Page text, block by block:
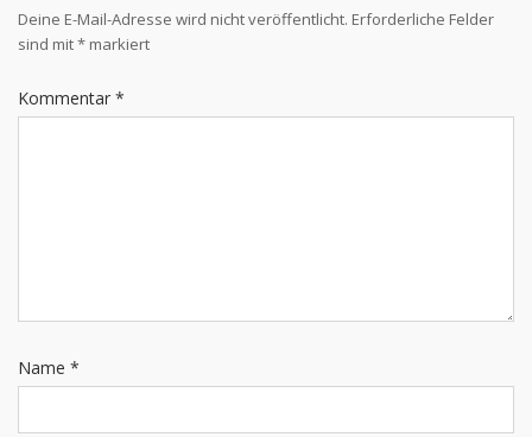
Deine E-Mail-Adresse wird nicht veröffentlicht. Erforderliche Felder
sind mit* markiert
Kommentar *
Name *